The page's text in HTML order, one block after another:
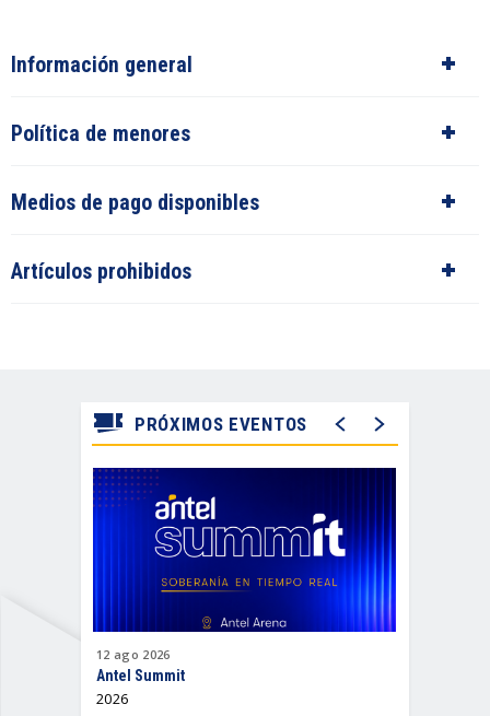
Información general
Política de menores
Medios de pago disponibles
Artículos prohibidos
PRÓXIMOS EVENTOS
12 ago 2026
Antel Summit
2026